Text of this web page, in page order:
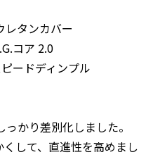
レタンカバー
コア 2.0
ードディンプル
っかり差別化しました。
くして、直進性を高めまし